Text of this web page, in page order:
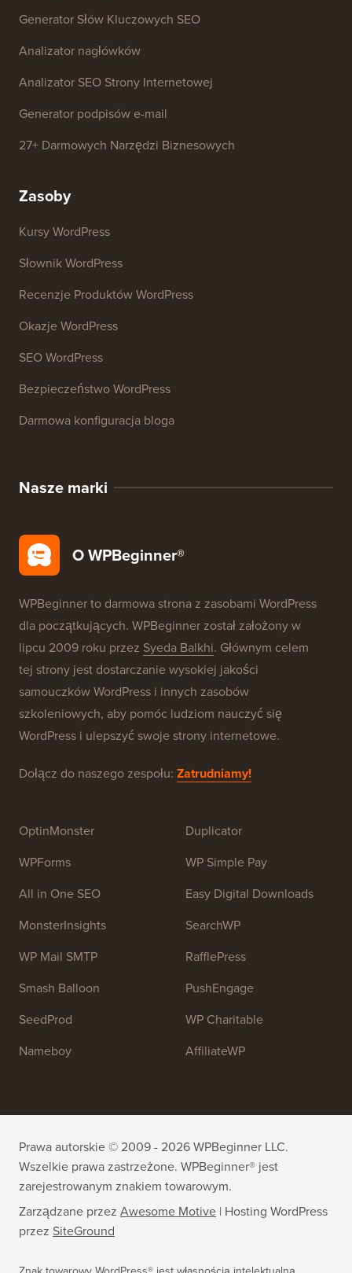
Generator Słów Kluczowych SEO
Analizator nagłówków
Analizator SEO Strony Internetowej
Generator podpisów e-mail
27+ Darmowych Narzędzi Biznesowych
Zasoby
Kursy WordPress
Słownik WordPress
Recenzje Produktów WordPress
Okazje WordPress
SEO WordPress
Bezpieczeństwo WordPress
Darmowa konfiguracja bloga
Nasze marki
O WPBeginner®
WPBeginner to darmowa strona z zasobami WordPress
dla początkujących. WPBeginner został założony w
lipcu 2009 roku przez Syeda Balkhi. Głównym celem
tej strony jest dostarczanie wysokiej jakości
samouczków WordPress i innych zasobów
szkoleniowych, aby pomóc ludziom nauczyć się
WordPress i ulepszyć swoje strony internetowe.
Dołącz do naszego zespołu: Zatrudniamy!
OptinMonster
WPForms
All in One SEO
MonsterInsights
WP Mail SMTP
Smash Balloon
SeedProd
Nameboy
Duplicator
WP Simple Pay
Easy Digital Downloads
SearchWP
RafflePress
PushEngage
WP Charitable
AffiliateWP
Prawa autorskie © 2009 - 2026 WPBeginner LLC.
Wszelkie prawa zastrzeżone. WPBeginner® jest
zarejestrowanym znakiem towarowym.
Zarządzane przez Awesome Motive | Hosting WordPress
przez SiteGround